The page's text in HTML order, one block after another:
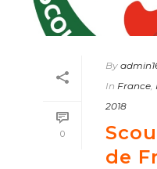
0
By
In France
2018
de